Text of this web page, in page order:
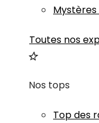
Toutes nos
Nos tops
Top des